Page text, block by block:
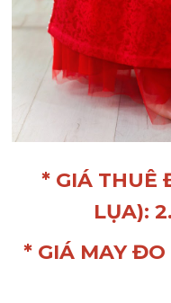
* GIÁ THUÊ
LỤA):
* GIÁ MAY